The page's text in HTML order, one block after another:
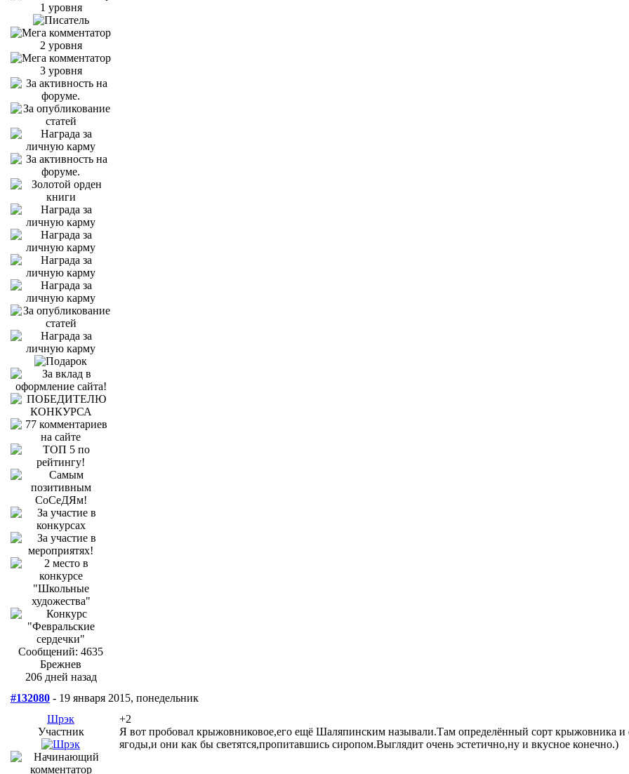
Сообщений: 4635
Брежнев
206 дней назад
#132080 - 19 января 2015, понедельник
Шрэк
Участник
+2
Я вот пробовал крыжовниковое,его ещё Шаляпинским называли.Там определённый сорт крыжовника
ягоды,и они как бы светятся,пропитавшись сиропом.Выглядит очень эстетично,ну и вкусное конечно.)